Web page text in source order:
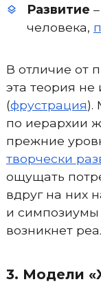
Развитие
человека,
В отличие от
эта теория
(фрустрация).
по иерархии
прежние
творчески
ощущать
вдруг на них
и симпозиумы
возникнет
3. Модели